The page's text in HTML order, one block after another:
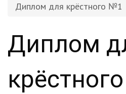
Диплом для крёстного №1
Диплом